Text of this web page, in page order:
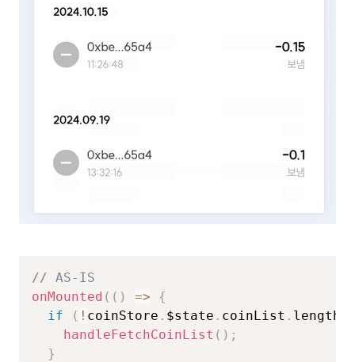
// AS-IS
onMounted ( ( ) =>
{
if
( ! coinStore . $state . coinList . length
handleFetchCoinList ( ) ;
}